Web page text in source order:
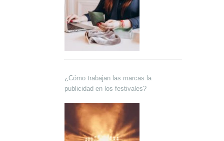
¿Cómo trabajan las marcas la
publicidad en los festivales?